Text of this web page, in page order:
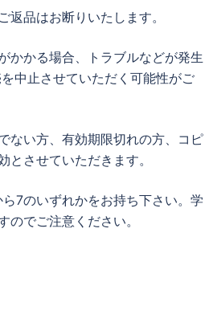
返品はお断りいたします。
かかる場合、トラブルなどが発生
中止させていただく可能性がご
ない方、有効期限切れの方、コピ
とさせていただきます。
ら7のいずれかをお持ち下さい。学
のでご注意ください。